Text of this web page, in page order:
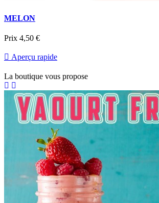
MELON
Prix 4,50 €
 Aperçu rapide
La boutique vous propose